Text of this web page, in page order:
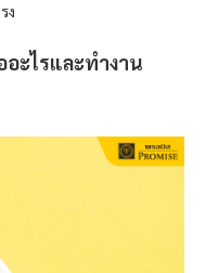
ง
อะไรและทำงาน